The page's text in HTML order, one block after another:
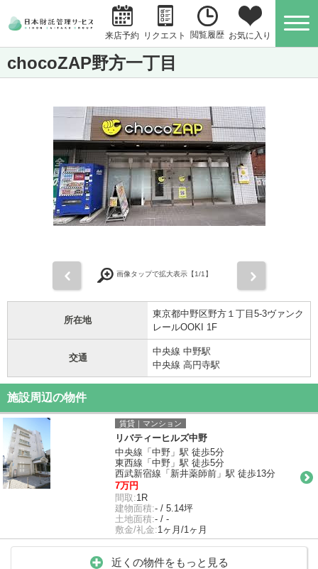
来店予約 リクエスト 閲覧履歴 お気に入り
chocoZAP野方一丁目
画像タップで拡大表示【1/1】
所在地
東京都中野区野方１丁目5-3ヴァンク
レールOOKI 1F
交通
中央線 中野駅
中央線 高円寺駅
施設周辺の物件
賃貸｜マンション
リバティーヒルズ中野
中央線「中野」駅 徒歩5分
東西線「中野」駅 徒歩5分
西武新宿線「新井薬師前」駅 徒歩13分
7万円
間取:1R
建物面積:- / 5.14坪
土地面積:- / -
敷金/礼金:1ヶ月/1ヶ月
近くの物件をもっと見る